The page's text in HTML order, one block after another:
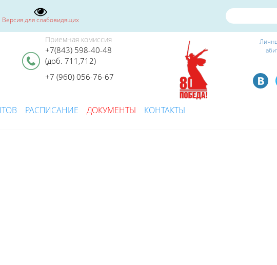
Версия для слабовидящих
Приемная комиссия
+7(843) 598-40-48
(доб. 711,712)
+7 (960) 056-76-67
РАСПИСАНИЕ ДОКУМЕНТЫ КОНТАКТЫ